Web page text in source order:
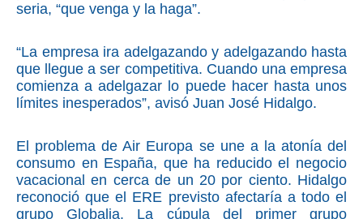
seria, “que venga y la haga”.
“La empresa ira adelgazando y adelgazando hasta
que llegue a ser competitiva. Cuando una empresa
comienza a adelgazar lo puede hacer hasta unos
límites inesperados”, avisó Juan José Hidalgo.
El problema de Air Europa se une a la atonía del
consumo en España, que ha reducido el negocio
vacacional en cerca de un 20 por ciento. Hidalgo
reconoció que el ERE previsto afectaría a todo el
grupo Globalia. La cúpula del primer grupo